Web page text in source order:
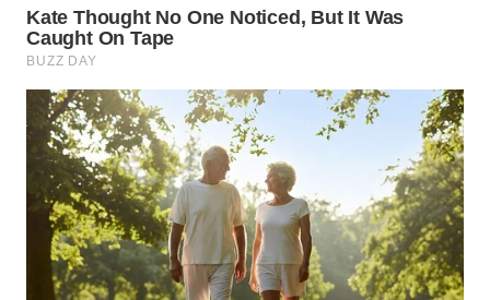
PAKPAK
WN
KARAWANG
WN
BEKASI
WN
BOGOR